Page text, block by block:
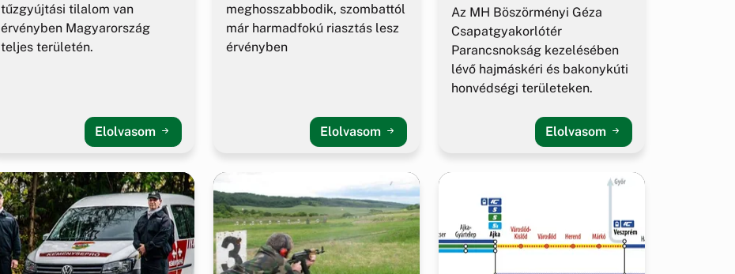
tűzgyújtási tilalom van
érvényben Magyarország
teljes területén.
Elolvasom
meghosszabbodik, szombattól
már harmadfokú riasztás lesz
érvényben
Elolvasom
Az MH Böszörményi Géza
Csapatgyakorlótér
Parancsnokság kezelésében
lévő hajmáskéri és bakonykúti
honvédségi területeken.
Elolvasom